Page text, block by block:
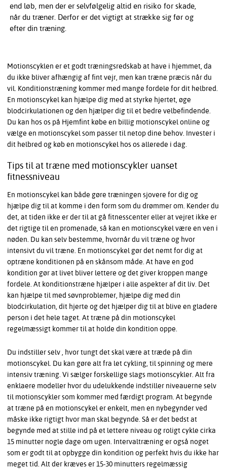
end løb, men der er selvfølgelig altid en risiko for skade,
når du træner. Derfor er det vigtigt at strække sig før og
efter din træning.
Motionscyklen er et godt træningsredskab at have i hjemmet, da
du ikke bliver afhængig af fint vejr, men kan træne præcis når du
vil. Konditionstræning kommer med mange fordele for dit helbred.
En motionscykel kan hjælpe dig med at styrke hjertet, øge
blodcirkulationen og den hjælper dig til et bedre velbefindende.
Du kan hos os på Hjemfint købe en billig motionscykel online og
vælge en motionscykel som passer til netop dine behov. Invester i
dit helbred og køb en motionscykel hos os allerede i dag.
Tips til at træne med motionscykler uanset
fitnessniveau
En motionscykel kan både gøre træningen sjovere for dig og
hjælpe dig til at komme i den form som du drømmer om. Kender du
det, at tiden ikke er der til at gå fitnesscenter eller at vejret ikke er
det rigtige til en promenade, så kan en motionscykel være en ven i
nøden. Du kan selv bestemme, hvornår du vil træne og hvor
intensivt du vil træne. En motionscykel gør det nemt for dig at
optræne konditionen på en skånsom måde. At have en god
kondition gør at livet bliver lettere og det giver kroppen mange
fordele. At konditionstræne hjælper i alle aspekter af dit liv. Det
kan hjælpe til med søvnproblemer, hjælpe dig med din
blodcirkulation, dit hjerte og det hjælper dig til at blive en gladere
person i det hele taget. At træne på din motionscykel
regelmæssigt kommer til at holde din kondition oppe.
Du indstiller selv , hvor tungt det skal være at træde på din
motionscykel. Du kan gøre alt fra let cykling, til spinning og mere
intensiv træning. Vi sælger forskellige slags motionscykler. Alt fra
enklaere modeller hvor du udelukkende indstiller niveauerne selv
til motionscykler som kommer med færdigt program. At begynde
at træne på en motionscykel er enkelt, men en nybegynder ved
måske ikke rigtigt hvor man skal begynde. Så er det bedst at
begynde med at stille ind på et lettere niveau og roligt cykle cirka
15 minutter nogle dage om ugen. Intervaltræning er også noget
som er godt til at opbygge din kondition og perfekt hvis du ikke har
meget tid. Alt der kræves er 15-30 minutters regelmæssig